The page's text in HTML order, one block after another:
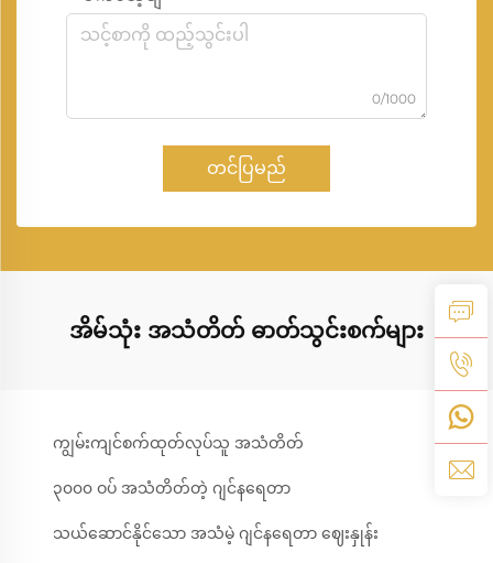
0/1000
တင်ပြမည်
အိမ်သုံး အသံတိတ် ဓာတ်သွင်းစက်များ
ကျွမ်းကျင်စက်ထုတ်လုပ်သူ အသံတိတ်
၃၀၀၀ ဝပ် အသံတိတ်တဲ့ ဂျင်နရေတာ
သယ်ဆောင်နိုင်သော အသံမဲ့ ဂျင်နရေတာ ဈေးနှုန်း